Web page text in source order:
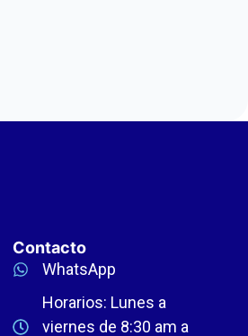
Contacto
WhatsApp
Horarios: Lunes a
viernes de 8:30 am a